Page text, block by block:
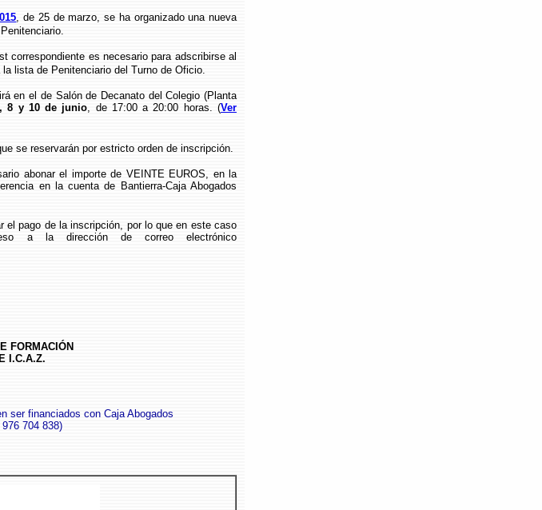
, de 25 de marzo, se ha organizado una nueva
es necesario para adscribirse al
lista de Penitenciario del Turno de Oficio.
el de Salón de Decanato del Colegio (Planta
8 y 10 de junio, de 17:00 a 20:00 horas. (Ver
reservarán por estricto orden de inscripción.
el importe de VEINTE EUROS, en la
en la cuenta de Bantierra-Caja Abogados
de la inscripción, por lo que en este caso
a la dirección de correo electrónico
FORMACIÓN
I.C.A.Z.
ser financiados con Caja Abogados
704 838)